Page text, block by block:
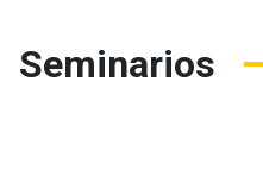
Seminarios